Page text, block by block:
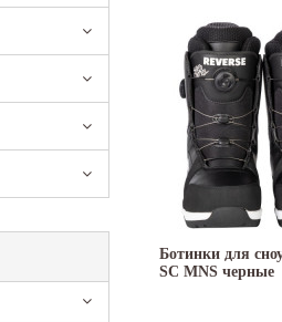
Ботинки для
SC MNS черные